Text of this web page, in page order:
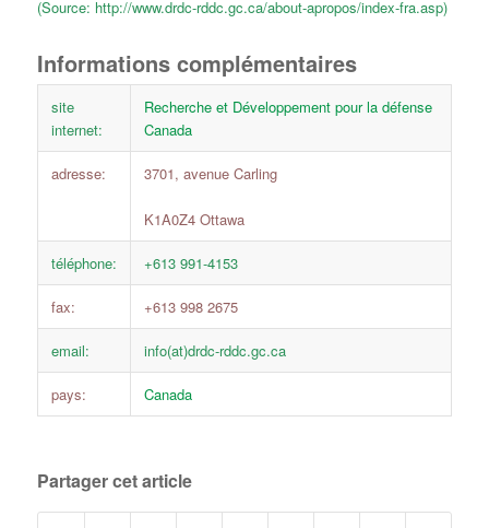
(Source: http://www.drdc-rddc.gc.ca/about-apropos/index-fra.asp)
Informations complémentaires
site
internet:
Recherche et Développement pour la défense
Canada
adresse: 3701, avenue Carling
K1A0Z4 Ottawa
téléphone: +613 991-4153
fax: +613 998 2675
email: info(at)drdc-rddc.gc.ca
pays: Canada
Partager cet article